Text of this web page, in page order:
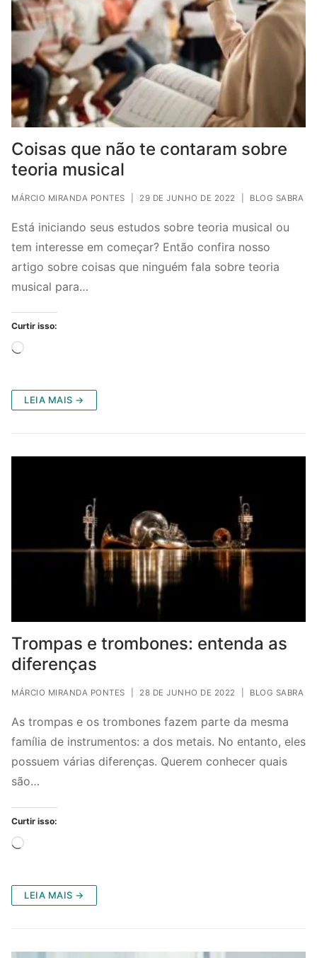
Coisas que não te contaram sobre
teoria musical
MÁRCIO MIRANDA PONTES 29 DE JUNHO DE 2022 BLOG SABRA
Está iniciando seus estudos sobre teoria musical ou
tem interesse em começar? Então confira nosso
artigo sobre coisas que ninguém fala sobre teoria
musical para…
Curtir isso:
Carregando...
LEIA MAIS →
Trompas e trombones: entenda as
diferenças
MÁRCIO MIRANDA PONTES 28 DE JUNHO DE 2022 BLOG SABRA
As trompas e os trombones fazem parte da mesma
família de instrumentos: a dos metais. No entanto, eles
possuem várias diferenças. Querem conhecer quais
são…
Curtir isso:
Carregando...
LEIA MAIS →